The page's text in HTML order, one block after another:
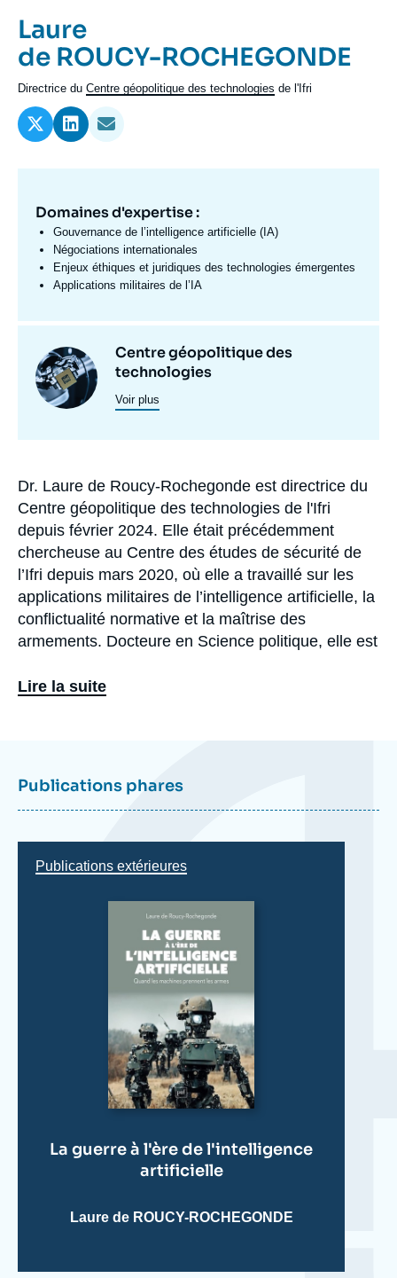
Nous soutenir
Prénom
de
l'expert
Laure
Nom
de
l'expert
de ROUCY-ROCHEGONDE
Intitulé
du
poste
Directrice du Centre géopolitique des technologies de l'Ifri
Domaine
d'expertises
Fr
Domaines d'expertise :
Gouvernance de l’intelligence artificielle (IA)
Négociations internationales
Enjeux éthiques et juridiques des technologies émergentes
Applications militaires de l’IA
programmes
Image
principale
Centre géopolitique des
technologies
Voir plus
Biographie
Dr. Laure de Roucy-Rochegonde est directrice du
Centre géopolitique des technologies de l'Ifri
depuis février 2024. Elle était précédemment
chercheuse au Centre des études de sécurité de
l’Ifri depuis mars 2020, où elle a travaillé sur les
applications militaires de l’intelligence artificielle, la
conflictualité normative et la maîtrise des
armements. Docteure en Science politique, elle est
recherches internationales (CERI, Sciences
Parallèlement à ses activités de recherche, elle
armements à Sciences Po Paris et à l’Université
Paris 2 Panthéon-Assas. Elle est par ailleurs
titulaire d'un master de politiques publiques et d'un
de Sciences Po Paris, au cours duquel
elle a passé une année au département de War
Studies de King's College à Londres.
Lire la suite
unePublications phares
Publications extérieures
La guerre à l'ère de l'intelligence
artificielle
Laure de ROUCY-ROCHEGONDE